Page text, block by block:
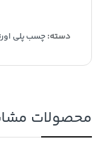
دسته:چسب پلی
محصولات